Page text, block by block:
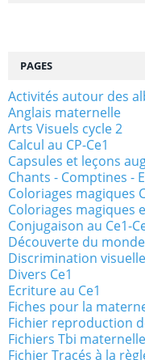
PAGES
Activités autour des
Anglais maternelle
Arts Visuels cycle 2
Calcul au CP-Ce1
Capsules et leçons
Chants - Comptines -
Coloriages magiques
Coloriages magiques
Conjugaison au Ce1-
Découverte du monde
Discrimination
Divers Ce1
Ecriture au Ce1
Fiches pour la
Fichier reproduction
Fichiers Tbi
Fichier Tracés à la